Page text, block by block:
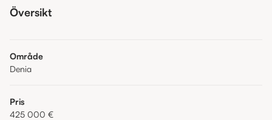
Översikt
Område
Denia
Pris
425 000 €